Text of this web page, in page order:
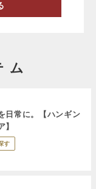
ム
日常に。【ハンギン
】
す